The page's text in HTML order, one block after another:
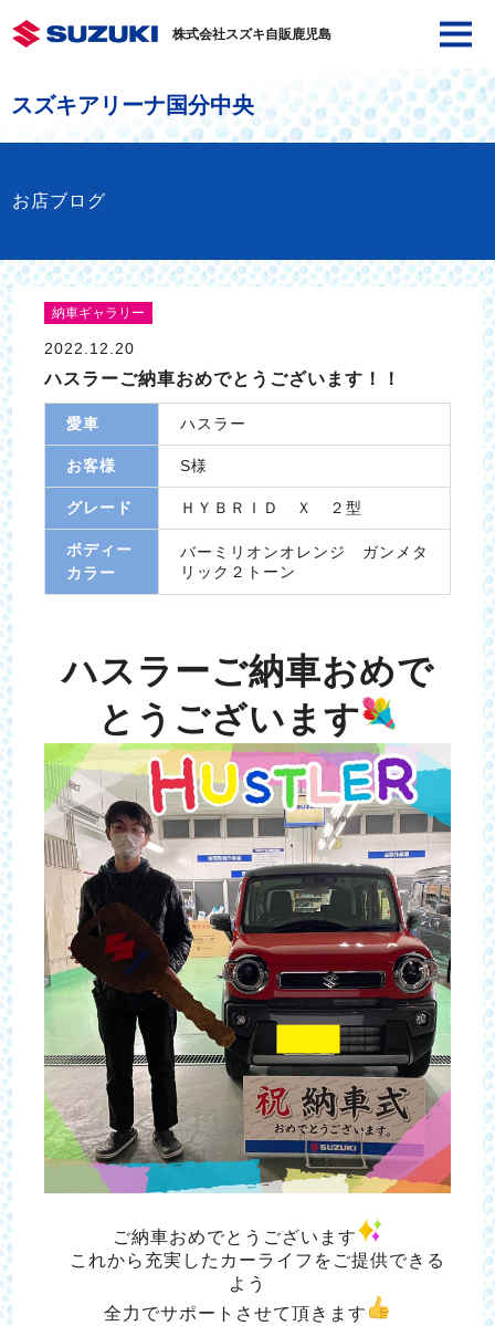
株式会社スズキ自販鹿児島
スズキアリーナ国分中央
お店ブログ
納車ギャラリー
2022.12.20
ハスラーご納車おめでとうございます！！
愛車 ハスラー
お客様 S様
グレード ＨＹＢＲＩＤ Ｘ ２型
ボディー
カラー
バーミリオンオレンジ ガンメタ
リック２トーン
ハスラーご納車おめで
とうございます
ご納車おめでとうございます
これから充実したカーライフをご提供できる
よう
全力でサポートさせて頂きま す